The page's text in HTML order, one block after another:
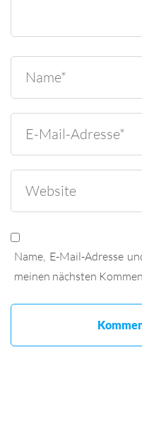
Name, E-Mail-Adresse
meinen nächsten